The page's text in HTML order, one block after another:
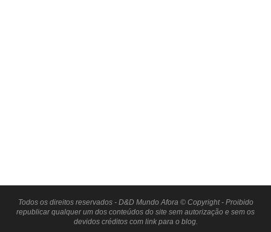
Todos os direitos reservados - D&D Mundo Afora © Copyright - Proibido
republicar qualquer um dos conteúdos do site sem autorização e sem os
devidos créditos com link para o blog.